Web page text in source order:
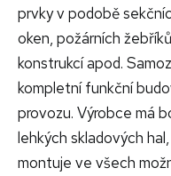
prvky v podobě
oken, požárních
konstrukcí apod.
kompletní funkční
provozu. Výrobce má
lehkých skladových
montuje ve všech